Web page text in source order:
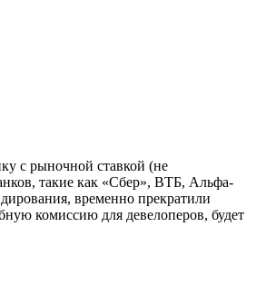
с рыночной ставкой (не
такие как «Сбер», ВТБ, Альфа-
временно прекратили
комиссию для девелоперов, будет